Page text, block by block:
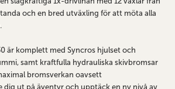
och en bred utväxling för att möta alla
är komplett med Syncros hjulset och
samt kraftfulla hydrauliska skivbromsar
bromsverkan oavsett
dig ut på äventyr och upptäck en ny nivå av